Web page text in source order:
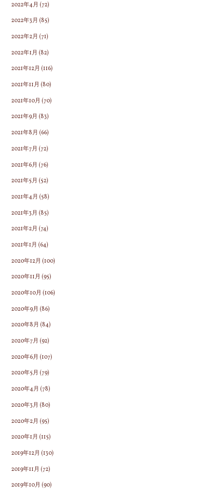
2022年4月 (72)
2022年3月 (85)
2022年2月 (71)
2022年1月 (82)
2021年12月 (116)
2021年11月 (80)
2021年10月 (70)
2021年9月 (83)
2021年8月 (66)
2021年7月 (72)
2021年6月 (76)
2021年5月 (52)
2021年4月 (58)
2021年3月 (85)
2021年2月 (74)
2021年1月 (64)
2020年12月 (100)
2020年11月 (95)
2020年10月 (106)
2020年9月 (86)
2020年8月 (84)
2020年7月 (92)
2020年6月 (107)
2020年5月 (79)
2020年4月 (78)
2020年3月 (80)
2020年2月 (95)
2020年1月 (115)
2019年12月 (130)
2019年11月 (72)
2019年10月 (90)